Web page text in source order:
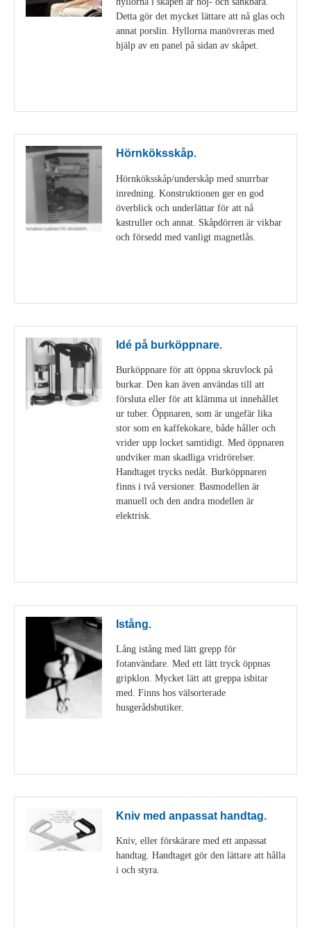
Detta gör det mycket lättare att nå glas och
annat porslin. Hyllorna manövreras med
hjälp av en panel på sidan av skåpet.
Hörnköksskåp.
Hörnköksskåp/underskåp med snurrbar
inredning. Konstruktionen ger en god
överblick och underlättar för att nå
kastruller och annat. Skåpdörren är vikbar
och försedd med vanligt magnetlås.
Idé på burköppnare.
Burköppnare för att öppna skruvlock på
burkar. Den kan även användas till att
försluta eller för att klämma ut innehållet
ur tuber. Öppnaren, som är ungefär lika
stor som en kaffekokare, både håller och
vrider upp locket samtidigt. Med öppnaren
undviker man skadliga vridrörelser.
Handtaget trycks nedåt. Burköppnaren
finns i två versioner. Basmodellen är
manuell och den andra modellen är
elektrisk.
Istång.
Lång istång med lätt grepp för
fotanvändare. Med ett lätt tryck öppnas
gripklon. Mycket lätt att greppa isbitar
med. Finns hos välsorterade
husgerådsbutiker.
Kniv med anpassat handtag.
Kniv, eller förskärare med ett anpassat
handtag. Handtaget gör den lättare att hålla
i och styra.